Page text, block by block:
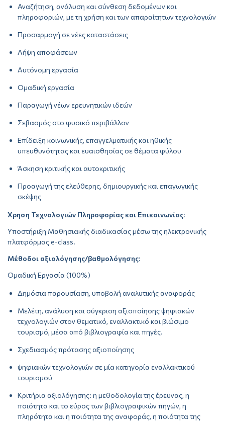
Αναζήτηση, ανάλυση και σύνθεση δεδομένων και
πληροφοριών, με τη χρήση και των απαραίτητων τεχνολογιών
Προσαρμογή σε νέες καταστάσεις
Λήψη αποφάσεων
Αυτόνομη εργασία
Ομαδική εργασία
Παραγωγή νέων ερευνητικών ιδεών
Σεβασμός στο φυσικό περιβάλλον
Επίδειξη κοινωνικής, επαγγελματικής και ηθικής
υπευθυνότητας και ευαισθησίας σε θέματα φύλου
Άσκηση κριτικής και αυτοκριτικής
Προαγωγή της ελεύθερης, δημιουργικής και επαγωγικής
σκέψης
Χρηση Τεχνολογιών Πληροφορίας και Επικοινωνίας:
Υποστήριξη Μαθησιακής διαδικασίας μέσω της ηλεκτρονικής
πλατφόρμας e-class.
Μέθοδοι αξιολόγησης/βαθμολόγησης:
Ομαδική Εργασία (100%)
Δημόσια παρουσίαση, υποβολή αναλυτικής αναφοράς
Μελέτη, ανάλυση και σύγκριση αξιοποίησης ψηφιακών
τεχνολογιών στον θεματικό, εναλλακτικό και βιώσιμο
τουρισμό, μέσα από βιβλιογραφία και πηγές.
Σχεδιασμός πρότασης αξιοποίησης
ψηφιακών τεχνολογιών σε μία κατηγορία εναλλακτικού
τουρισμού
Κριτήρια αξιολόγησης: η μεθοδολογία της έρευνας, η
ποιότητα και το εύρος των βιβλιογραφικών πηγών, η
πληρότητα και η ποιότητα της αναφοράς, η ποιότητα της